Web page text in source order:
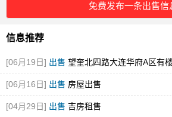
免费发布一条出售信
信息推荐
[06月19日] 出售 望奎北四路大连华府A区有楼
[06月16日] 出售 房屋出售
[04月29日] 出售 吉房租售